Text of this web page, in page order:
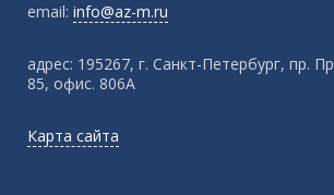
email: info@az-m.ru
адрес: 195267, г. Санкт-Петербург, пр.
85, офис. 806А
Карта сайта